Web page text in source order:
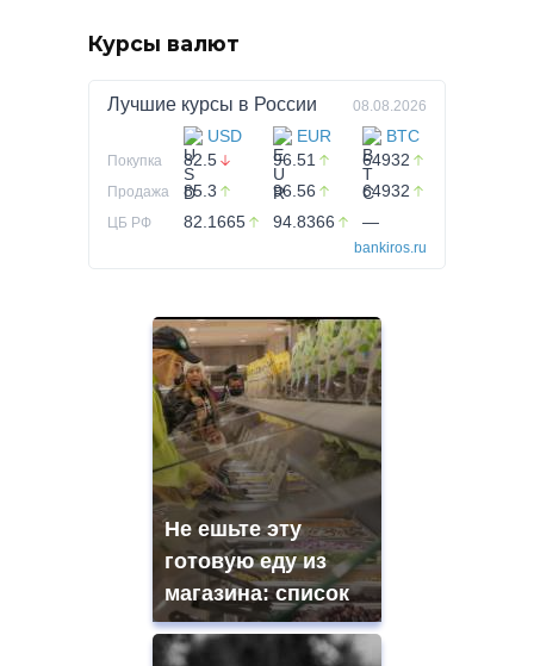
Курсы валют
Лучшие курсы в России 08.08.2026
USD EUR BTC
Покупка 82.5 96.51 64932
Продажа 85.3 96.56 64932
ЦБ РФ 82.1665 94.8366 —
bankiros.ru
Не ешьте эту
готовую еду из
магазина: список